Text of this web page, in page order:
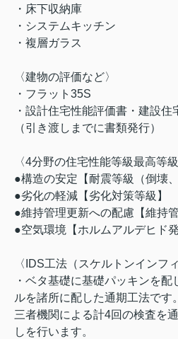
・床下収納庫
・システムキッチン
・複層ガラス
〈建物の評価など〉
・フラット35S
・設計住宅性能評価書・建設
（引き渡しまでに書類発行）
〈4分野の住宅性能等級最高等級
●構造の安定【耐震等級（倒壊
●劣化の軽減【劣化対策等級】
●維持管理更新への配慮【維持
●空気環境【ホルムアルデヒド発
〈IDS工法（スケルトンインフ
・ベタ基礎に基礎パッキンを
ルを諸所に配した通期工法です
三者機関による計4回の検査を
しを行います。